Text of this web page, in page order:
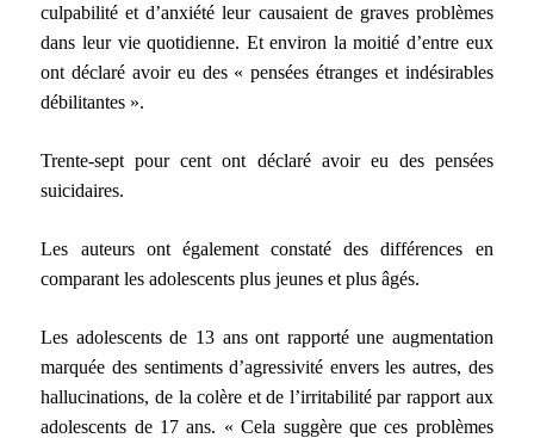
culpabilité et d’anxiété leur causaient de graves problèmes
dans leur vie quotidienne. Et environ la moitié d’entre eux
ont déclaré avoir eu des « pensées étranges et indésirables
débilitantes ».
Trente-sept pour cent ont déclaré avoir eu des pensées
suicidaires.
Les auteurs ont également constaté des différences en
comparant les adolescents plus jeunes et plus âgés.
Les adolescents de 13 ans ont rapporté une augmentation
marquée des sentiments d’agressivité envers les autres, des
hallucinations, de la colère et de l’irritabilité par rapport aux
adolescents de 17 ans. « Cela suggère que ces problèmes